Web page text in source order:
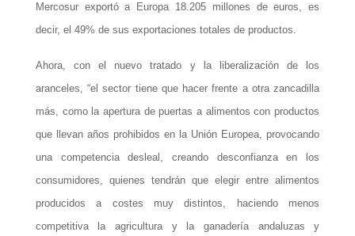
Mercosur exportó a Europa 18.205 millones de euros, es
decir, el 49% de sus exportaciones totales de productos.
Ahora, con el nuevo tratado y la liberalización de los
aranceles, “el sector tiene que hacer frente a otra zancadilla
más, como la apertura de puertas a alimentos con productos
que llevan años prohibidos en la Unión Europea, provocando
una competencia desleal, creando desconfianza en los
consumidores, quienes tendrán que elegir entre alimentos
producidos a costes muy distintos, haciendo menos
competitiva la agricultura y la ganadería andaluzas y